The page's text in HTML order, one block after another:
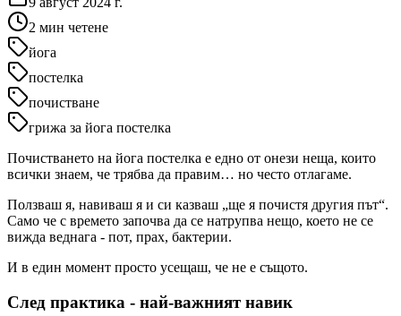
2 мин четене
йога
постелка
почистване
грижа за йога постелка
Почистването на йога постелка е едно от онези неща, които
всички знаем, че трябва да правим… но често отлагаме.
Ползваш я, навиваш я и си казваш „ще я почистя другия път“.
Само че с времето започва да се натрупва нещо, което не се
вижда веднага - пот, прах, бактерии.
И в един момент просто усещаш, че не е същото.
След практика - най-важният навик